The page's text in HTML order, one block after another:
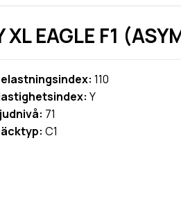
EAGLE F1
110
Y
71
C1